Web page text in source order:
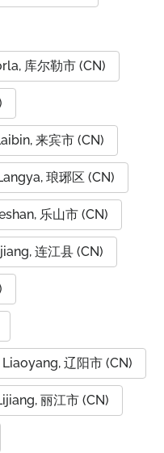
库尔勒市 (CN)
来宾市 (CN)
琅琊区 (CN)
乐山市 (CN)
连江县 (CN)
Liaoyang, 辽阳市 (CN)
丽江市 (CN)